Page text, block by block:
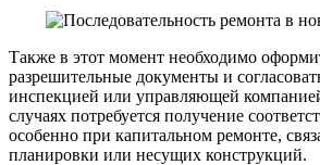
Также в этот момент необходимо
разрешительные документы и
инспекцией или управляющей
случаях потребуется получение
особенно при капитальном ремонте,
планировки или несущих конструкций.